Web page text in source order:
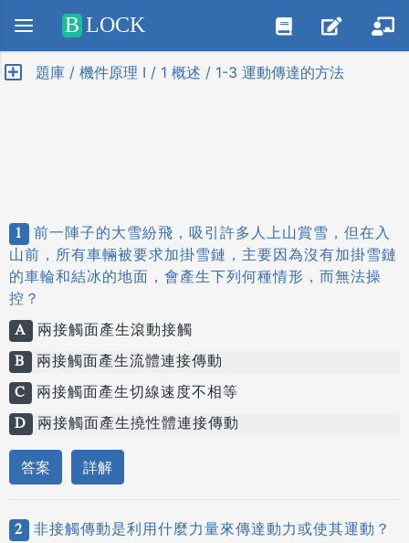
Positive SSL
B LOCK
題庫 / 機件原理 I / 1 概述 / 1-3 運動傳達的方法
1 前一陣子的大雪紛飛，吸引許多人上山賞雪，但在入
山前，所有車輛被要求加掛雪鏈，主要因為沒有加掛雪鏈
的車輪和結冰的地面，會產生下列何種情形，而無法操
控？
A 兩接觸面產生滾動接觸
B
兩接觸面產生流體連接傳動
C 兩接觸面產生切線速度不相等
D 兩接觸面產生撓性體連接傳動
答案 詳解
2 非接觸傳動是利用什麼力量來傳達動力或使其運動？